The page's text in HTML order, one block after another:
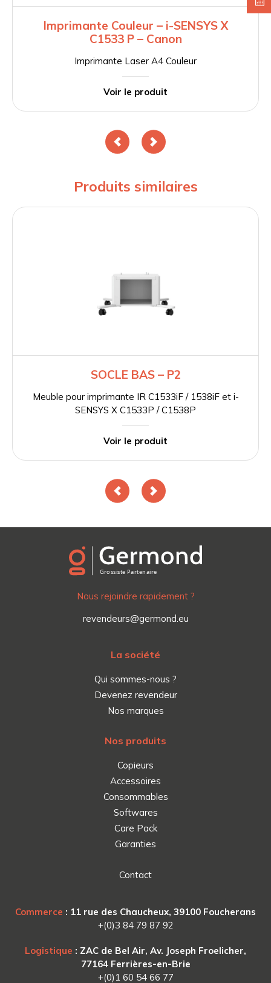
Imprimante Couleur – i-SENSYS X
C1533 P – Canon
Imprimante Laser A4 Couleur
Voir le produit
Produits similaires
SOCLE BAS – P2
Meuble pour imprimante IR C1533iF / 1538iF et i-
SENSYS X C1533P / C1538P
Voir le produit
Nous rejoindre rapidement ?
revendeurs@germond.eu
La société
Qui sommes-nous ?
Devenez revendeur
Nos marques
Nos produits
Copieurs
Accessoires
Consommables
Softwares
Care Pack
Garanties
Contact
Commerce : 11 rue des Chaucheux, 39100 Foucherans
+(0)3 84 79 87 92
Logistique : ZAC de Bel Air, Av. Joseph Froelicher,
77164 Ferrières-en-Brie
+(0)1 60 54 66 77